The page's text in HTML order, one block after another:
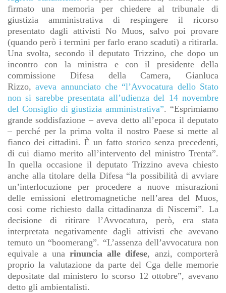
firmato una memoria per chiedere al tribunale di
giustizia amministrativa di respingere il ricorso
presentato dagli attivisti No Muos, salvo poi provare
(quando però i termini per farlo erano scaduti) a ritirarla.
Una svolta, secondo il deputato Trizzino, che dopo un
incontro con la ministra e con il presidente della
commissione Difesa della Camera, Gianluca
Rizzo,aveva annunciato che “l’Avvocatura dello Stato
non si sarebbe presentata all’udienza del 14 novembre
del Consiglio di giustizia amministrativa”. “Esprimiamo
grande soddisfazione – aveva detto all’epoca il deputato
– perché per la prima volta il nostro Paese si mette al
fianco dei cittadini. È un fatto storico senza precedenti,
di cui diamo merito all’intervento del ministro Trenta”.
In quella occasione il deputato Trizzino aveva chiesto
anche alla titolare della Difesa “la possibilità di avviare
un’interlocuzione per procedere a nuove misurazioni
delle emissioni elettromagnetiche nell’area del Muos,
cosi come richiesto dalla cittadinanza di Niscemi”. La
decisione di ritirare l’Avvocatura, però, era stata
interpretata negativamente dagli attivisti che avevano
temuto un “boomerang”. “L’assenza dell’avvocatura non
equivale a unarinuncia alle difese, anzi, comporterà
proprio la valutazione da parte del Cga delle memorie
depositate dal ministero lo scorso 12 ottobre”, avevano
detto gli ambientalisti.